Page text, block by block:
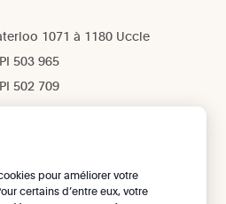
1071 à 1180 Uccle
503 965
502 709
- All rights reserved
pour améliorer votre
certains d’entre eux, votre